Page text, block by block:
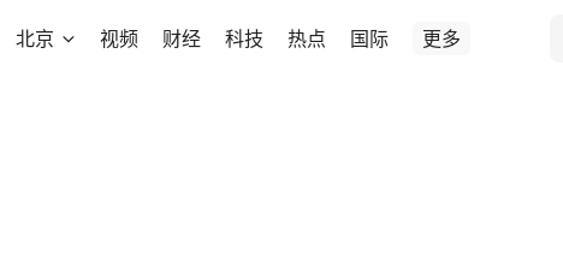
北京 视频 财经 科技 热点 国际 更多